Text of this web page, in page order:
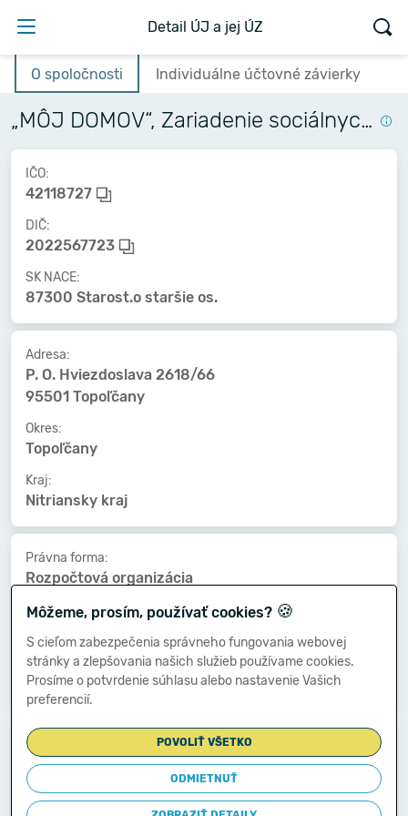
Detail ÚJ a jej ÚZ
O spoločnosti Individuálne účtovné závierky
„MÔJ DOMOV“, Zariadenie sociálnych služieb Topoľčany
IČO:
42118727
DIČ:
2022567723
SK NACE:
87300 Starost.o staršie os.
Adresa:
P. O. Hviezdoslava 2618/66
95501 Topoľčany
Okres:
Topoľčany
Kraj:
Nitriansky kraj
Právna forma:
Rozpočtová organizácia
Kat. veľkosti:
Druh vlastníctva:
Vlast.územnej samosprávy
Dátum vzniku:
01.04.2008
Dátum zániku:
-
Môžeme, prosím, používať cookies? 🍪
S cieľom zabezpečenia správneho fungovania webovej
stránky a zlepšovania našich služieb používame cookies.
Prosíme o potvrdenie súhlasu alebo nastavenie Vašich
preferencií.
POVOLIŤ VŠETKO
ODMIETNUŤ